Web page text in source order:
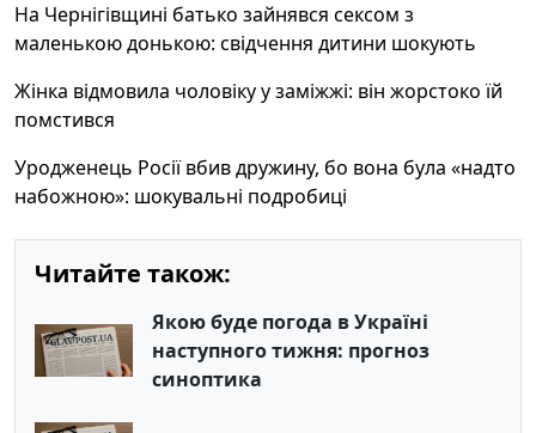
На Чернігівщині батько зайнявся сексом з
маленькою донькою: свідчення дитини шокують
Жінка відмовила чоловіку у заміжжі: він жорстоко їй
помстився
Уродженець Росії вбив дружину, бо вона була «надто
набожною»: шокувальні подробиці
Читайте також:
Якою буде погода в Україні
наступного тижня: прогноз
синоптика